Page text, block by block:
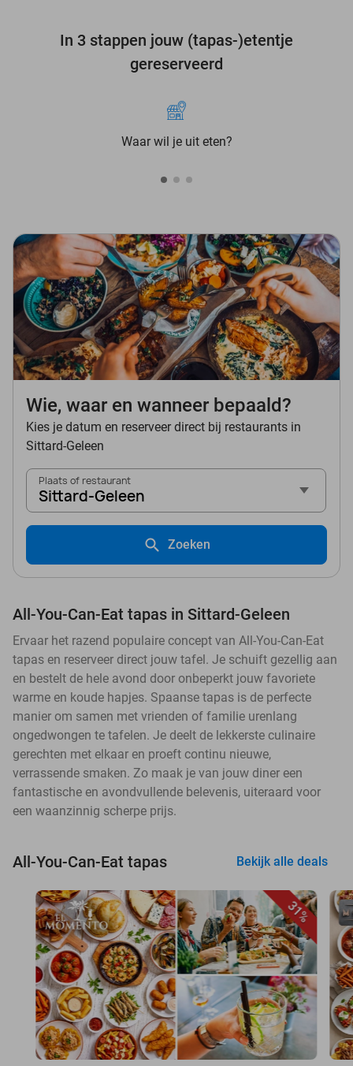
In 3 stappen jouw (tapas-)etentje
gereserveerd
Waar wil je uit eten?
Wie, waar en wanneer bepaald?
Kies je datum en reserveer direct bij restaurants in
Sittard-Geleen
Plaats of restaurant
Sittard-Geleen
Zoeken
All-You-Can-Eat tapas in Sittard-Geleen
Ervaar het razend populaire concept van All-You-Can-Eat
tapas en reserveer direct jouw tafel. Je schuift gezellig aan
en bestelt de hele avond door onbeperkt jouw favoriete
warme en koude hapjes. Spaanse tapas is de perfecte
manier om samen met vrienden of familie urenlang
ongedwongen te tafelen. Je deelt de lekkerste culinaire
gerechten met elkaar en proeft continu nieuwe,
verrassende smaken. Zo maak je van jouw diner een
fantastische en avondvullende belevenis, uiteraard voor
een waanzinnig scherpe prijs.
All-You-Can-Eat tapas Bekijk alle deals
31%